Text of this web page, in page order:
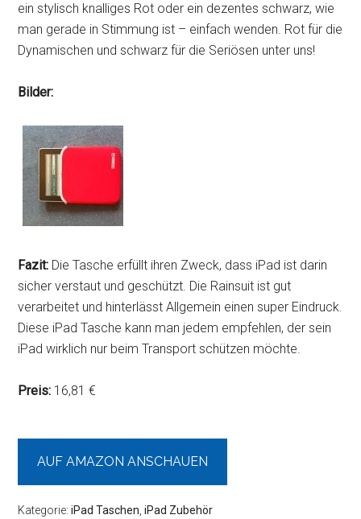
ein stylisch knalliges Rot oder ein dezentes schwarz, wie
man gerade in Stimmung ist – einfach wenden. Rot für die
Dynamischen und schwarz für die Seriösen unter uns!
Bilder:
Fazit: Die Tasche erfüllt ihren Zweck, dass iPad ist darin
sicher verstaut und geschützt. Die Rainsuit ist gut
verarbeitet und hinterlässt Allgemein einen super Eindruck.
Diese iPad Tasche kann man jedem empfehlen, der sein
iPad wirklich nur beim Transport schützen möchte.
Preis: 16,81 €
AUF AMAZON ANSCHAUEN
Kategorie:iPad Taschen ,iPad Zubehör